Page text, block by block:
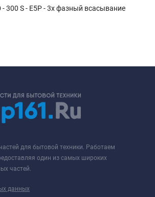
- 300 S - E5P - 3х фазный всасывание
для бытовой техники. Работаем
один из самых широких
частей.
данных